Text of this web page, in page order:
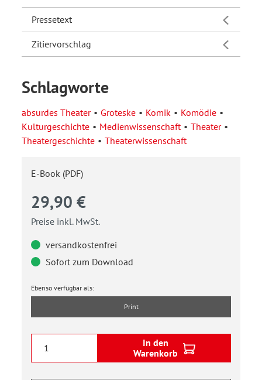
Pressetext
Zitiervorschlag
Schlagworte
absurdes Theater Groteske Komik
Komödie
Kulturgeschichte
Medienwissenschaft
Theater
Theatergeschichte
Theaterwissenschaft
E-Book (PDF)
29,90 €
Preise inkl. MwSt.
versandkostenfrei
Sofort zum Download
Ebenso verfügbar als:
Print
In den
Warenkorb